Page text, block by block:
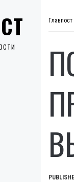
Главпост